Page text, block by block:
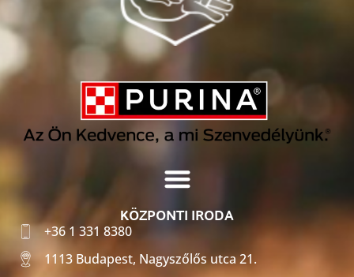
KÖZPONTI IRODA
+36 1 331 8380
1113 Budapest, Nagyszőlős utca 21.